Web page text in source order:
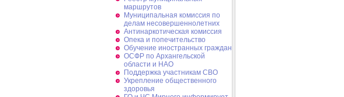
маршрутов
Муниципальная комиссия по
делам несовершеннолетних
Антинаркотическая комиссия
Опека и попечительство
Обучение иностранных граждан
ОСФР по Архангельской
области и НАО
Поддержка участникам СВО
Укрепление общественного
здоровья